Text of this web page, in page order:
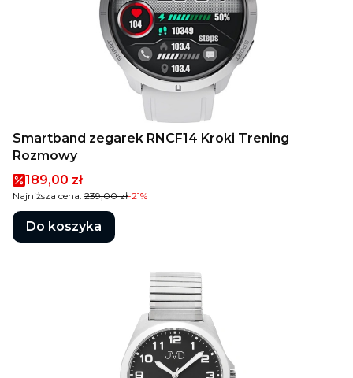
Smartband zegarek RNCF14 Kroki Trening
Rozmowy
Cena promocyjna
189,00 zł
Najniższa cena: 239,00 zł-21%
Do koszyka